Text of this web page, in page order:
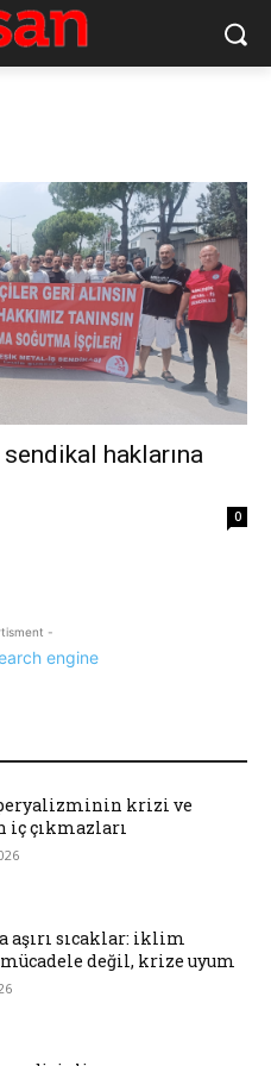
haklarına
0
-
krizi ve
iç çıkmazları
aşırı sıcaklar: iklim
değil, krize uyum